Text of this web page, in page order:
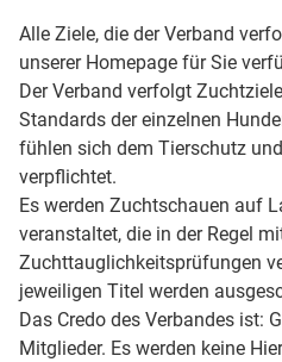
Alle Ziele, die der Verband
unserer Homepage für Sie
Der Verband verfolgt
Standards der einzelnen
fühlen sich dem Tierschutz
verpflichtet.
Es werden Zuchtschauen auf
veranstaltet, die in der Regel
Zuchttauglichkeitsprüfungen
jeweiligen Titel werden
Das Credo des Verbandes ist:
Mitglieder. Es werden keine